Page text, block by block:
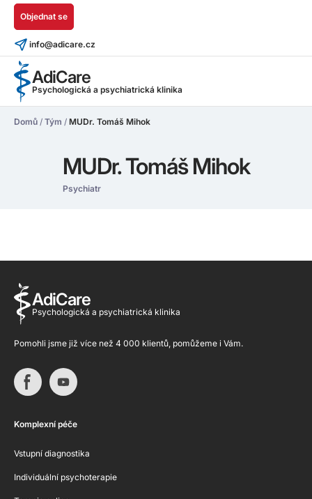
AdiCare
Psychologická a psychiatrická klinika
Objednat se
info@adicare.cz
Domů / Tým / MUDr. Tomáš Mihok
MUDr. Tomáš Mihok
Psychiatr
AdiCare
Psychologická a psychiatrická klinika
Pomohli jsme již více než 4 000 klientů, pomůžeme i Vám.
Komplexní péče
Vstupní diagnostika
Individuální psychoterapie